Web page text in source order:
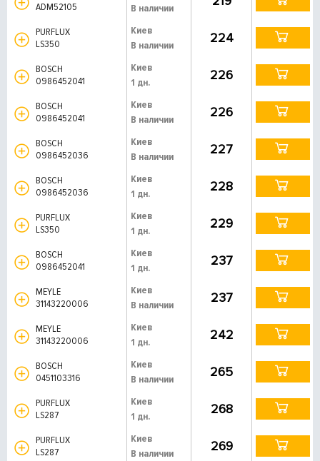
ADM52105
В наличии
PURFLUX
LS350
Киев
В наличии
224
BOSCH
0986452041
Киев
1 дн.
226
BOSCH
0986452041
Киев
В наличии
226
BOSCH
0986452036
Киев
В наличии
227
BOSCH
0986452036
Киев
1 дн.
228
PURFLUX
LS350
Киев
1 дн.
229
BOSCH
0986452041
Киев
1 дн.
237
MEYLE
31143220006
Киев
В наличии
237
MEYLE
31143220006
Киев
1 дн.
242
BOSCH
0451103316
Киев
В наличии
265
PURFLUX
LS287
Киев
1 дн.
268
PURFLUX
LS287
Киев
В наличии
269